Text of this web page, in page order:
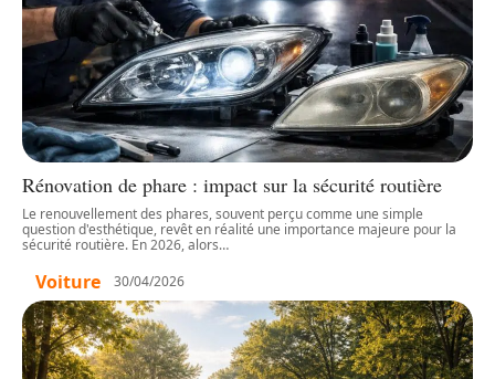
Rénovation de phare : impact sur la sécurité routière
Le renouvellement des phares, souvent perçu comme une simple
question d'esthétique, revêt en réalité une importance majeure pour la
sécurité routière. En 2026, alors…
Voiture 30/04/2026